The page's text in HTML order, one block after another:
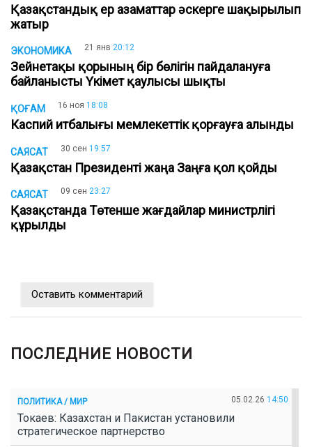
Қазақстандық ер азаматтар әскерге шақырылып
жатыр
ЭКОНОМИКА 21 янв 20:12
Зейнетақы қорының бір бөлігін пайдалануға
байланысты Үкімет қаулысы шықты
ҚОҒАМ 16 ноя 18:08
Каспий итбалығы мемлекеттік қорғауға алынды
САЯСАТ 30 сен 19:57
Қазақстан Президенті жаңа Заңға қол қойды
САЯСАТ 09 сен 23:27
Қазақстанда Төтенше жағдайлар министрлігі
құрылды
Оставить комментарий
ПОСЛЕДНИЕ НОВОСТИ
ПОЛИТИКА / МИР 05.02.26 14:50
Токаев: Казахстан и Пакистан установили
стратегическое партнерство